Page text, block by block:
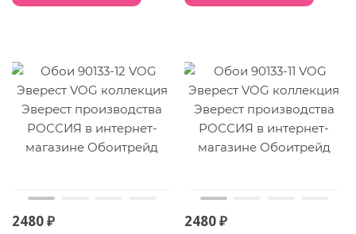
2480 ₽ 2480 ₽